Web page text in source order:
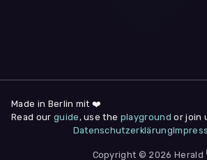
deine Zustimmung jederzeit unter "
am Seitenende widerrufen.
Nur notwendige
Made in Berlin mit ❤️
Read our guide , use the playground or join
Datenschutzerklärung
Copyright © 2026 Herald